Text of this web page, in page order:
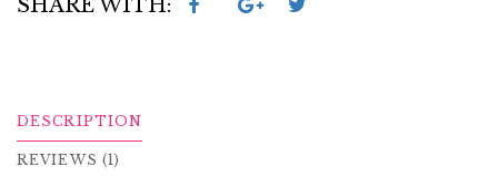
SHARE WITH:
DESCRIPTION
REVIEWS (1)